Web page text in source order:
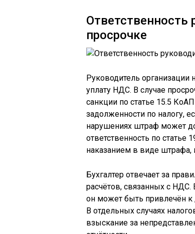
Ответственность
просрочке
Руководитель организации
уплату НДС. В случае
санкции по статье 15.5
задолженности по налогу,
нарушениях штраф может
ответственность по
наказанием в виде штрафа,
Бухгалтер отвечает за
расчётов, связанных с НДС.
он может быть привлечён к
В отдельных случаях
взыскание за